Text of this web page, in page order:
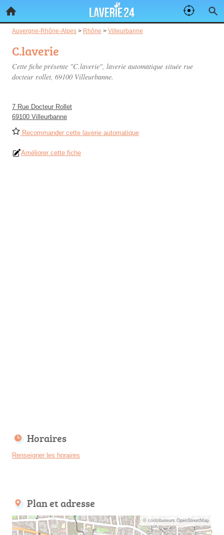
Auvergne-Rhône-Alpes > Rhône > Villeurbanne
C.laverie
Cette fiche présente "C.laverie", laverie automatique située rue
docteur rollet, 69100 Villeurbanne.
7 Rue Docteur Rollet
69100 Villeurbanne
Recommander cette laverie automatique
Améliorer cette fiche
Horaires
Renseigner les horaires
Plan et adresse
© contributeurs OpenStreetMap